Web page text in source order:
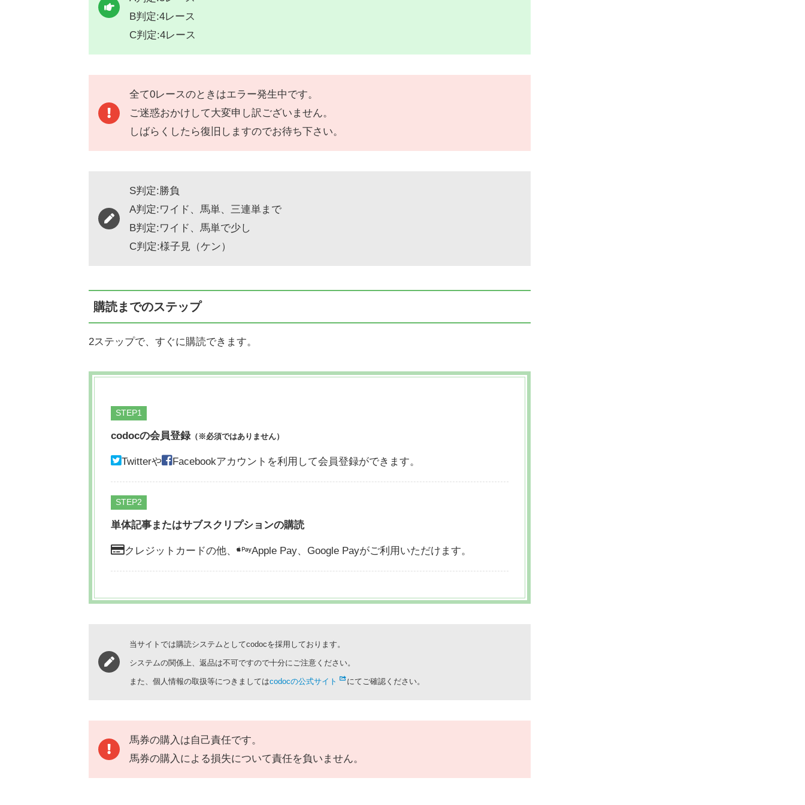
B判定:4レース
C判定:4レース
全て0レースのときはエラー発生中です。
ご迷惑おかけして大変申し訳ございません。
しばらくしたら復旧しますのでお待ち下さい。
S判定:勝負
A判定:ワイド、馬単、三連単まで
B判定:ワイド、馬単で少し
C判定:様子見（ケン）
購読までのステップ
2ステップで、すぐに購読できます。
STEP
codocの会員登録（※必須ではありません）
Twitterや Facebookアカウントを利用して会員登録ができます。
STEP
単体記事またはサブスクリプションの購読
クレジットカードの他、 Apple Pay、 Google Payがご利用いただけます。
当サイトでは購読システムとしてcodocを採用しております。
システムの関係上、返品は不可ですので十分にご注意ください。
また、個人情報の取扱等につきましてはcodocの公式サイト にてご確認ください。
馬券の購入は自己責任です。
馬券の購入による損失について責任を負いません。